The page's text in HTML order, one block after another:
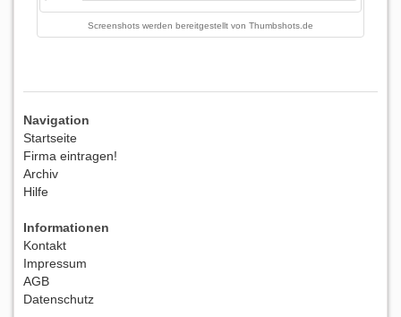
Screenshots werden bereitgestellt von Thumbshots.de
Navigation
Startseite
Firma eintragen!
Archiv
Hilfe
Informationen
Kontakt
Impressum
AGB
Datenschutz